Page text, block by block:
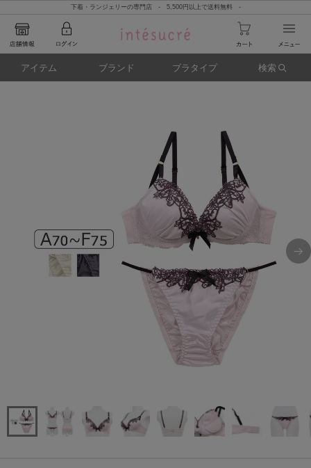
下着・ランジェリーの専門店 - 5,500円以上で送料無料 -
アイテム ブランド ブラタイプ 検索